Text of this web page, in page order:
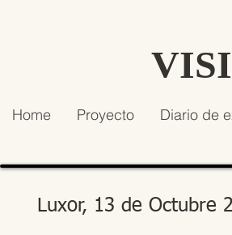
Home Proyecto Diario de
Luxor, 13 de Octubre